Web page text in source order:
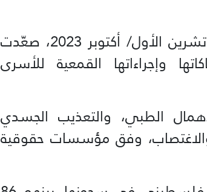
ومنذ بدء حرب الإبادة الجماعية بغزة في تشرين الأول/ أكتوبر 2023، صعّدت
وإجراءاتها القمعية للأسرى
الطبي، والتعذيب الجسدي
والاغتصاب، وفق مؤسسات حقوقية